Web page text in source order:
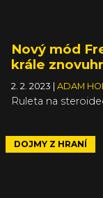
Nový mód
krále
2. 2. 2023 ADAM
Ruleta na
DOJMY Z HRANÍ